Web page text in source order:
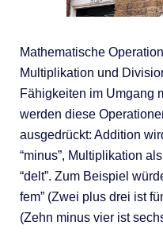
Mathematische
Multiplikation und
Fähigkeiten im Umgang
werden diese
ausgedrückt: Addition
“minus”, Multiplikation
“delt”. Zum Beispiel
fem” (Zwei plus drei ist
(Zehn minus vier ist